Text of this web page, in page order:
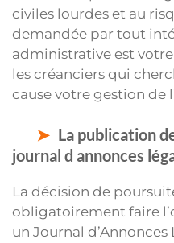
civiles lourdes et au
demandée par tout
administrative est
les créanciers qui
cause votre gestion de
La publication
journal d annonces
La décision de
obligatoirement faire
un Journal d’Annonces